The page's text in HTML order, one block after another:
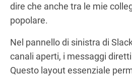
dire che anche tra le mie
popolare.
Nel pannello di sinistra di
canali aperti, i messaggi
Questo layout essenziale